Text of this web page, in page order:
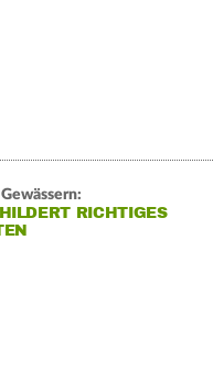
RICHTIGES